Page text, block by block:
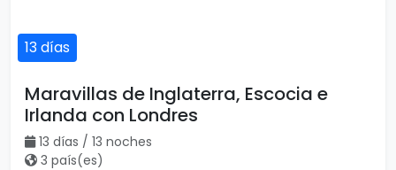
13 días
Maravillas de Inglaterra, Escocia e
Irlanda con Londres
13 días / 13 noches
3 país(es)